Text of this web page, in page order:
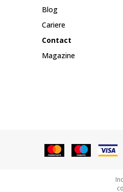
Blog
Cariere
Contact
Magazine